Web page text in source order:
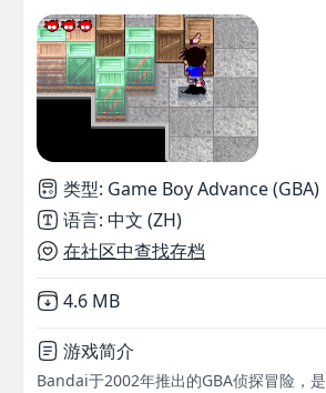
类型: Game Boy Advance (GBA)
语言: 中文 (ZH)
在社区中查找存档
Not downloaded
4.6 MB
游戏简介
Bandai于2002年推出的GBA侦探冒险，是